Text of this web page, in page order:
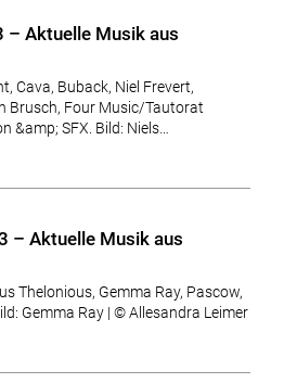
– Aktuelle Musik aus
Cava, Buback, Niel Frevert,
Brusch, Four Music/Tautorat
&amp; SFX. Bild: Niels…
– Aktuelle Musik aus
Thelonious, Gemma Ray, Pascow,
Gemma Ray | © Allesandra Leimer